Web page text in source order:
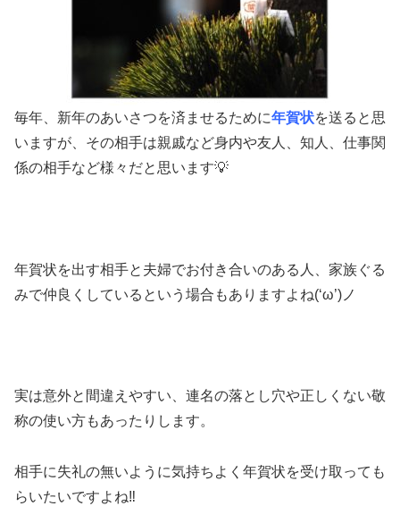
毎年、新年のあいさつを済ませるために年賀状を送ると思
いますが、その相手は親戚など身内や友人、知人、仕事関
係の相手など様々だと思います💡
年賀状を出す相手と夫婦でお付き合いのある人、家族ぐる
みで仲良くしているという場合もありますよね(‘ω’)ノ
実は意外と間違えやすい、連名の落とし穴や正しくない敬
称の使い方もあったりします。
相手に失礼の無いように気持ちよく年賀状を受け取っても
らいたいですよね‼